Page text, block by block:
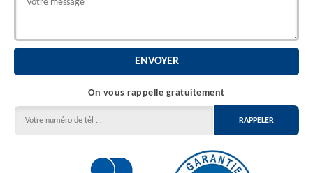
On vous rappelle gratuitement